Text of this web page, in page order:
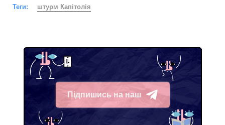
Теги: штурм Капітолія
Підпишись на наш
Telegram